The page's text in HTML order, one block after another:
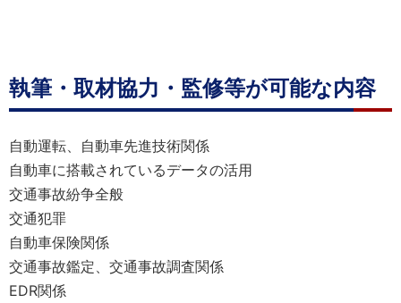
執筆・取材協力・監修等が可能な内容
自動運転、自動車先進技術関係
自動車に搭載されているデータの活用
交通事故紛争全般
交通犯罪
自動車保険関係
交通事故鑑定、交通事故調査関係
EDR関係